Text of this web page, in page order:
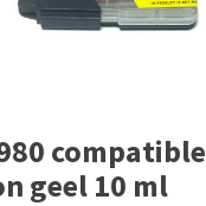
compatible
geel 10 ml